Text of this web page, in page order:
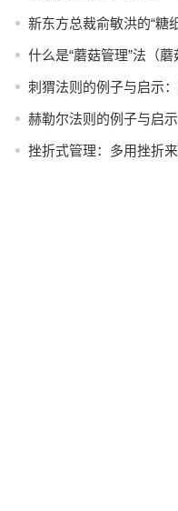
新东方总裁俞敏洪的“糖
什么是“蘑菇管理”法（蘑
刺猬法则的例子与启示
赫勒尔法则的例子与启
挫折式管理：多用挫折